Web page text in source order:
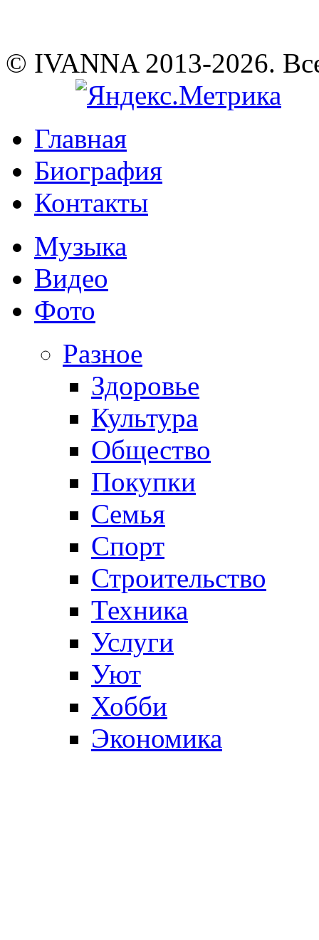
© IVANNA 2013-2026.
Главная
Биография
Контакты
Музыка
Видео
Фото
Разное
Здоровье
Культура
Общество
Покупки
Семья
Спорт
Строительство
Техника
Услуги
Уют
Хобби
Экономика